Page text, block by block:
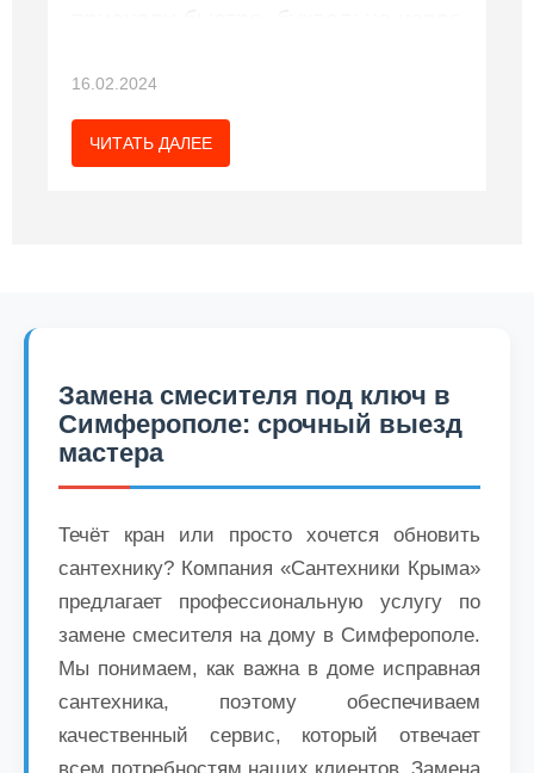
и уду рекомендовать всем
знакомым.
16.02.2024
ЧИТАТЬ ДАЛЕЕ
Замена смесителя под ключ в
Симферополе: срочный выезд
мастера
Течёт кран или просто хочется обновить
сантехнику? Компания «Сантехники Крыма»
предлагает профессиональную услугу по
замене смесителя на дому в Симферополе.
Мы понимаем, как важна в доме исправная
сантехника, поэтому обеспечиваем
качественный сервис, который отвечает